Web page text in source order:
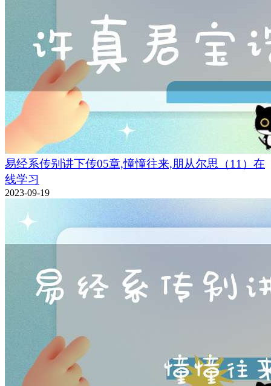
易经系传别讲下传05章,憧憧往来,朋从尔思（11）在
线学习
2023-09-19